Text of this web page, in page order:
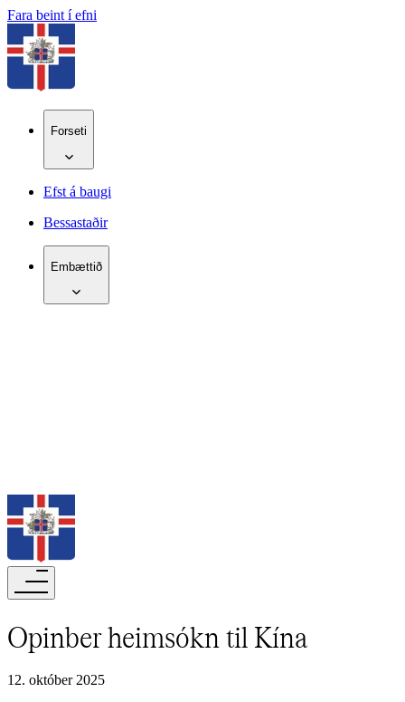
Fara beint í efni
Forseti
Efst á baugi
Bessastaðir
Embættið
Opinber heimsókn til Kína​​​​‌ ‍ ​‍​‍‌‍ ‌ ​‍‌‍‍‌‌‍‌ ‌‍‍‌‌‍ ‍​‍​‍​ ‍‍​‍​‍‌ ​ ‌‍​‌‌‍ ‍‌‍‍‌‌ ‌​‌ ‍‌​‍ ‍‌‍‍‌‌‍ ​‍​‍​‍ ​​‍​‍‌‍‍​‌ ​‍‌‍‌‌‌‍‌‍​‍​‍​ ‍‍​‍​‍‌‍‍​‌ ‌​‌ ‌​‌ ​​‌ ​ ​‍ ​‍ ‌‍‌‍‌‍ ‌ ​‍‌ ​ ‌‍‌‌‌ ‌​‌‍‍‌​‍ ‌‌‍‍‌‌ ​ ‌‍ ​‌‍​‌‌‍ ‍‌‍‌​‌ ​ ​‍ ‍‌ ‌‍‌‍‌‌‌ ​‍‌‍​ ‌‍‌‌‌‍ ​​‍ ‍‌‍​‌‌ ​​‌ ​​​‍ ‌ ​ ‌ ‌​‌ ‌‌‌‍‌​‌‍‍‌‌‍ ​‍ ‌‍‍‌‌‍ ‍‌ ‌​‌‍‌‌‌‍ ‍‌ ‌​​‍ ‌‍‌‌‌‍‌​‌‍‍‌‌ ‌​​‍ ‌‍ ‌‌‍ ‌‍‌​‌‍‌‌​ ‌‌ ​​‌ ​‍‌‍‌‌‌ ​ ‌‍‌‌‌‍ ‍‌ ‌​‌‍​‌‌ ‌​‌‍‍‌‌‍ ‌‍ ‍​ ‍ ‌‍‍‌‌‍‌​​ ‌​ ‌​​ ​​‌‍‌ ‌​‌‍‌​‍‍‌​‍‌‌​‌​‌ ​ ‌‍​ ‌‍ ‍‌‍‌‍‌‌‍‌‌​‌‌‌​‌‍‌‌‌​‌​‍‍‌‌​‌‌‌‌‌‌​‍‌​ ‌ ‌​‌‌‌​​‌​ ‍ ‌ ‌​‌ ‍‌‌ ​​‌‍‌‌​ ‌‌‍ ‍‌‍‌‌‌ ‌ ‌ ​ ​ ‍ ‌ ​​‌‍​‌‌ ‌​‌‍‍​​ ‌‌ ‌​‌‍‍‌‌ ‌​‌‍ ​‌‍‌‌​ ‌‍​‍‌‍​‌‌ ​ ‌‍‌‌‌‌‌‌‌ ​‍‌‍ ​​ ‌‌‍‍​‌ ‌​‌ ‌​‌ ​​‌ ​ ​‍‌‌​ ​‍‌​‌‍​‍‌‌​ ​‍‌​‌‍‌‍‌‍‌‍ ‌ ​‍‌ ​ ‌‍‌‌‌ ‌​‌‍‍‌​‍ ‌‌‍‍‌‌ ​ ‌‍ ​‌‍​‌‌‍ ‍‌‍‌​‌ ​ ​‍ ‍‌ ‌‍‌‍‌‌‌ ​‍‌‍​ ‌‍‌‌‌‍ ​​‍ ‍‌‍​‌‌ ​​‌ ​​​‍‌‌​ ​‍‌​‌‍‌ ​ ‌ ‌​‌ ‌‌‌‍‌​‌‍‍‌‌‍ ​‍‌‍‌‍‍‌‌‍‌​​ ‌​ ‌​​ ​​‌‍‌ ‌​‌‍‌​‍‍‌​‍‌‌​‌​‌ ​ ‌‍​ ‌‍ ‍‌‍‌‍‌‌‍‌‌​‌‌‌​‌‍‌‌‌​‌​‍‍‌‌​‌‌‌‌‌‌​‍‌​ ‌ ‌​‌‌‌​​‌​‍‌‍‌ ‌​‌ ‍‌‌ ​​‌‍‌‌​ ‌‌‍ ‍‌‍‌‌‌ ‌ ‌ ​ ​‍‌‍‌ ​​‌‍​‌‌ ‌​‌‍‍​​ ‌‌ ‌​‌‍‍‌‌ ‌​‌‍ ​‌‍‌‌​‍‌‍‌ ​​‌‍‌‌‌ ​‍‌ ​ ‌ ​​‌‍‌‌‌‍​ ‌ ‌​‌‍‍‌‌ ‌‍‌‍‌‌​ ‌‌ ​​‌ ‌‌‌‍​‍‌‍ ​‌‍‍‌‌ ​ ‌‍‍​‌‍‌‌‌‍‌​​‍​‍‌ ‌
12. október 2025